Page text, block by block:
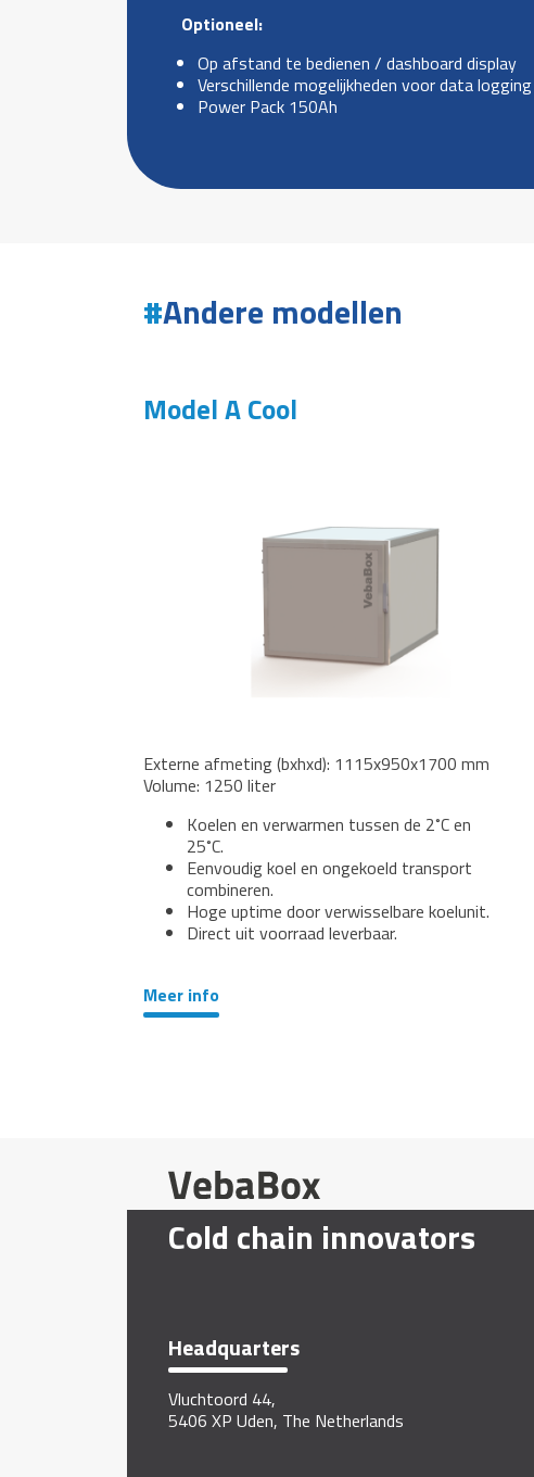
Optioneel:
Op afstand te bedienen / dashboard display
Verschillende mogelijkheden voor data logging
Power Pack 150Ah
Andere modellen
Model A Cool
Externe afmeting (bxhxd): 1115x950x1700 mm
Volume: 1250 liter
Koelen en verwarmen tussen de 2˚C en
25˚C.
Eenvoudig koel en ongekoeld transport
combineren.
Hoge uptime door verwisselbare koelunit.
Direct uit voorraad leverbaar.
Meer info
Cold chain innovators
Headquarters
Vluchtoord 44,
5406 XP Uden, The Netherlands